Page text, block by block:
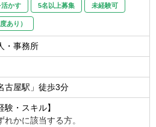
かす 5名以上募集 未経験可
あり）
・事務所
古屋駅」徒歩3分
験・スキル】
れかに該当する方。